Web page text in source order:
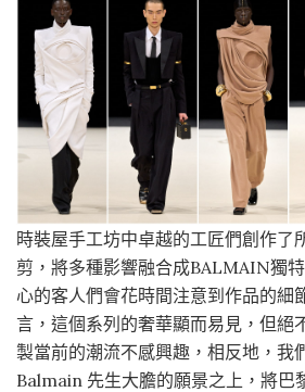
時裝屋手工坊中卓越的工匠們創作了
剪，將多種影響融合成BALMAIN獨
心的客人們會花時間注意到作品的細
言，這個系列的奢華顯而易見，但絕
製當前的潮流不感興趣，相反地，我
Balmain 先生大膽的願景之上，將巴